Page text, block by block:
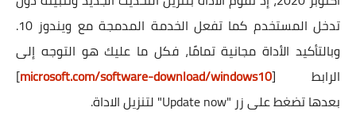
تدخل المستخدم كما تفعل الخدمة المدمجة مع ويندوز 10.
وبالتأكيد الأداة مجانية تمامًا، فكل ما عليك هو التوجه إلى
الرابط [microsoft.com/software-download/windows10
]
بعدها تضغط على زر "Update now" لتنزيل الاداة.